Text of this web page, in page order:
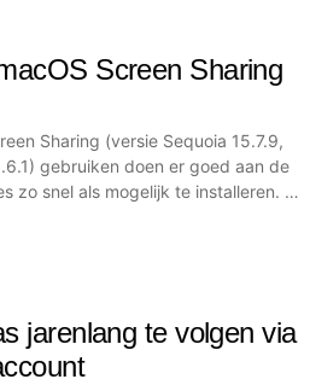
Screen Sharing
Sharing (versie Sequoia 15.7.9,
gebruiken doen er goed aan de
zo snel als mogelijk te installeren. Er
65400 met een CVSS-score
netwerkaanvallers zich toegang
inloggegevens. We adviseren
uit te voeren. Organisaties die
Sequoia 15.7.9, Sonoma 14.8.9 en
er goed aan de nieuwste
jarenlang te volgen via